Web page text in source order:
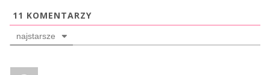
11 KOMENTARZY
najstarsze